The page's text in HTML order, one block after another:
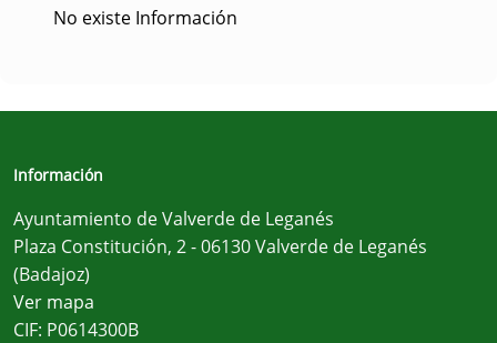
No existe Información
Información
Ayuntamiento de Valverde de Leganés
Plaza Constitución, 2 - 06130 Valverde de Leganés
(Badajoz)
Ver mapa
CIF: P0614300B